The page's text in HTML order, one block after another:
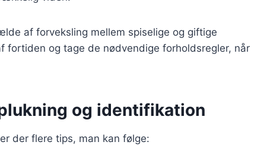
af forveksling mellem spiselige og giftige
og tage de nødvendige forholdsregler, når
og identifikation
der flere tips, man kan følge: